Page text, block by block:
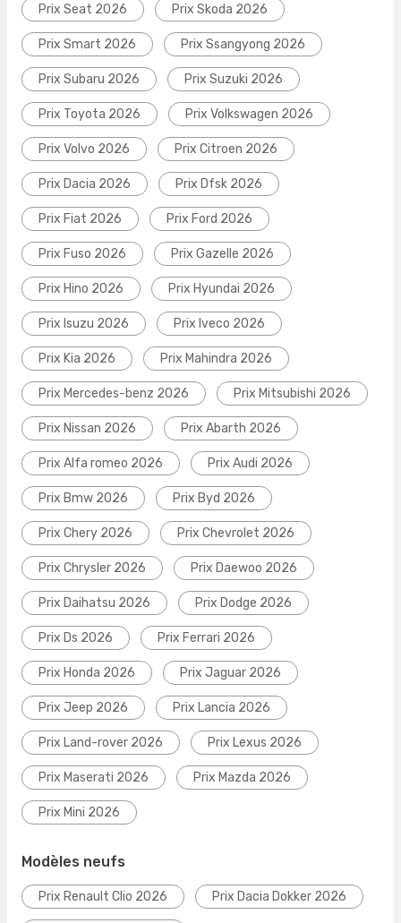
Prix Seat 2026 Prix Skoda 2026
Prix Smart 2026 Prix Ssangyong 2026
Prix Subaru 2026 Prix Suzuki 2026
Prix Toyota 2026 Prix Volkswagen 2026
Prix Volvo 2026 Prix Citroen 2026
Prix Dacia 2026 Prix Dfsk 2026
Prix Fiat 2026 Prix Ford 2026
Prix Fuso 2026 Prix Gazelle 2026
Prix Hino 2026 Prix Hyundai 2026
Prix Isuzu 2026 Prix Iveco 2026
Prix Kia 2026 Prix Mahindra 2026
Prix Mercedes-benz 2026 Prix Mitsubishi 2026
Prix Nissan 2026 Prix Abarth 2026
Prix Alfa romeo 2026 Prix Audi 2026
Prix Bmw 2026 Prix Byd 2026
Prix Chery 2026 Prix Chevrolet 2026
Prix Chrysler 2026 Prix Daewoo 2026
Prix Daihatsu 2026 Prix Dodge 2026
Prix Ds 2026 Prix Ferrari 2026
Prix Honda 2026 Prix Jaguar 2026
Prix Jeep 2026 Prix Lancia 2026
Prix Land-rover 2026 Prix Lexus 2026
Prix Maserati 2026 Prix Mazda 2026
Prix Mini 2026
Modèles neufs
Prix Renault Clio 2026 Prix Dacia Dokker 2026